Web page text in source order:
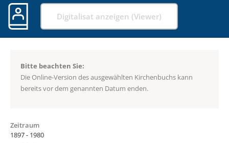
Digitalisat anzeigen (Viewer)
Bitte beachten Sie:
Die Online-Version des ausgewählten Kirchenbuchs kann
bereits vor dem genannten Datum enden.
Zeitraum
1897 - 1980